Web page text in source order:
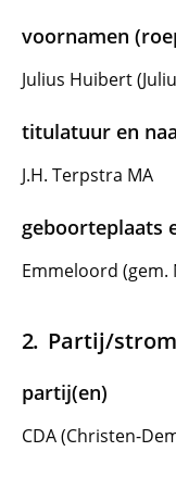
voornamen
Julius Huibert
titulatuur en
J.H. Terpstra MA
geboorteplaats
Emmeloord
Partij/
partij(en)
CDA (Christen-